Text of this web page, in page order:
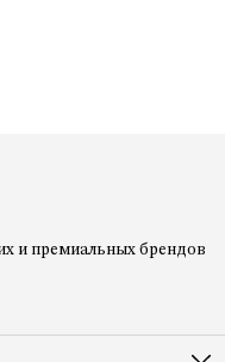
и премиальных брендов